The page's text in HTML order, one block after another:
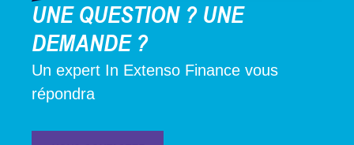
UNE QUESTION ? UNE
DEMANDE ?
Un expert In Extenso Finance vous
répondra